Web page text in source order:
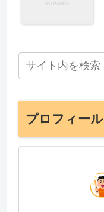
プロフィール